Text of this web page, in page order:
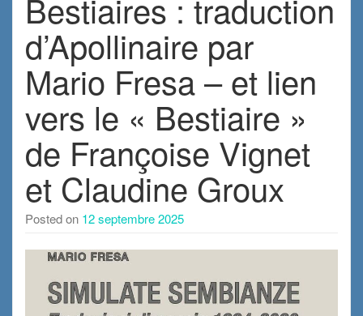
Bestiaires : traduction
d’Apollinaire par
Mario Fresa – et lien
vers le « Bestiaire »
de Françoise Vignet
et Claudine Groux
Posted on 12 septembre 2025